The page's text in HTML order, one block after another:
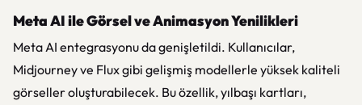
Meta AI ile Görsel ve Animasyon Yenilikleri
Meta AI entegrasyonu da genişletildi. Kullanıcılar,
Midjourney ve Flux gibi gelişmiş modellerle yüksek kaliteli
görseller oluşturabilecek. Bu özellik, yılbaşı kartları,